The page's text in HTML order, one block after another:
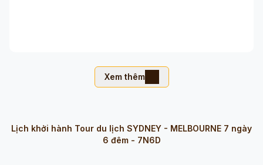
Xem thêm
Lịch khởi hành Tour du lịch SYDNEY - MELBOURNE 7 ngày
6 đêm - 7N6D